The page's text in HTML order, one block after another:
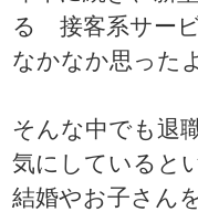
る 接客系サー
なかなか思った
そんな中でも退
気にしていると
結婚やお子さん